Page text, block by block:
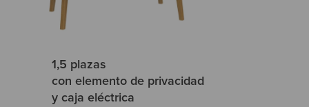
1,5 plazas
con elemento de privacidad
y caja eléctrica